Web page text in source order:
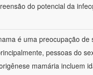
do potencial da
é uma preocupação
pessoas do
mamária incluem